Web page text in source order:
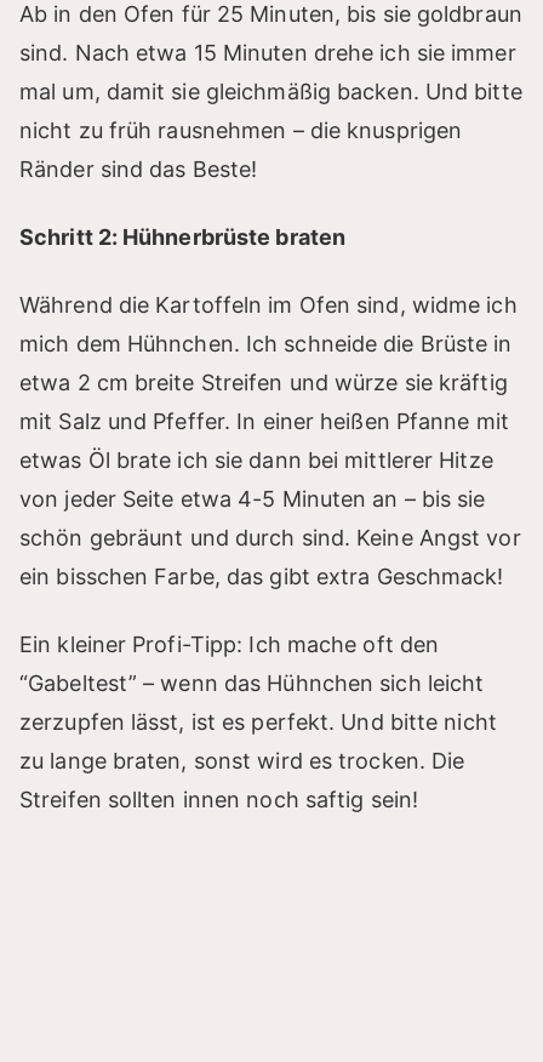
Ab in den Ofen für 25 Minuten, bis sie goldbraun
sind. Nach etwa 15 Minuten drehe ich sie immer
mal um, damit sie gleichmäßig backen. Und bitte
nicht zu früh rausnehmen – die knusprigen
Ränder sind das Beste!
Schritt 2: Hühnerbrüste braten
Während die Kartoffeln im Ofen sind, widme ich
mich dem Hühnchen. Ich schneide die Brüste in
etwa 2 cm breite Streifen und würze sie kräftig
mit Salz und Pfeffer. In einer heißen Pfanne mit
etwas Öl brate ich sie dann bei mittlerer Hitze
von jeder Seite etwa 4-5 Minuten an – bis sie
schön gebräunt und durch sind. Keine Angst vor
ein bisschen Farbe, das gibt extra Geschmack!
Ein kleiner Profi-Tipp: Ich mache oft den
“Gabeltest” – wenn das Hühnchen sich leicht
zerzupfen lässt, ist es perfekt. Und bitte nicht
zu lange braten, sonst wird es trocken. Die
Streifen sollten innen noch saftig sein!